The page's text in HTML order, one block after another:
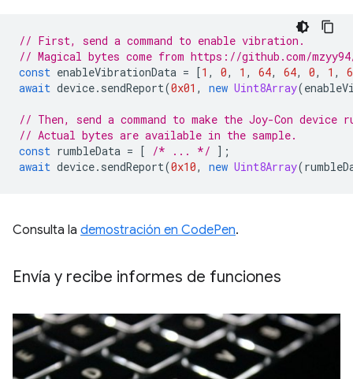
// First, send a command to enable vibration.
// Magical bytes come from https://github.com/
const enableVibrationData = [1 , 0, 1 , 64, 64, 0, 1 ,
await device. sendReport(0x01 , new Uint8Array(
// Then, send a command to make the Joy-Con device
// Actual bytes are available in the sample.
const rumbleData = [ /* ... */ ];
await device. sendReport(0x10, new Uint8Array(
Consulta la demostración en CodePen.
Envía y recibe informes de funciones